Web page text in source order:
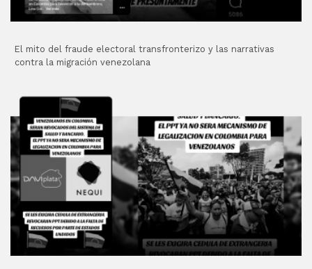
El mito del fraude electoral transfronterizo y las narrativas
contra la migración venezolana